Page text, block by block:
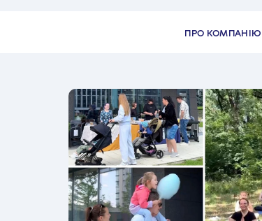
ПРО КОМПАНІЮ